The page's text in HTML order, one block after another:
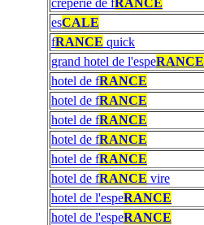
creperie de fRANCE
esCALE
fRANCE quick
grand hotel de l'espeRANCE
hotel de fRANCE
hotel de fRANCE
hotel de fRANCE
hotel de fRANCE
hotel de fRANCE
hotel de fRANCE vire
hotel de l'espeRANCE
hotel de l'espeRANCE